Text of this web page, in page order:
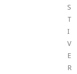
S
T
I
V
E
R